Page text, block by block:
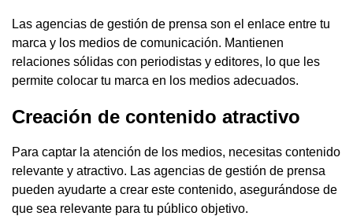
Las agencias de gestión de prensa son el enlace entre tu
marca y los medios de comunicación. Mantienen
relaciones sólidas con periodistas y editores, lo que les
permite colocar tu marca en los medios adecuados.
Creación de contenido atractivo
Para captar la atención de los medios, necesitas contenido
relevante y atractivo. Las agencias de gestión de prensa
pueden ayudarte a crear este contenido, asegurándose de
que sea relevante para tu público objetivo.